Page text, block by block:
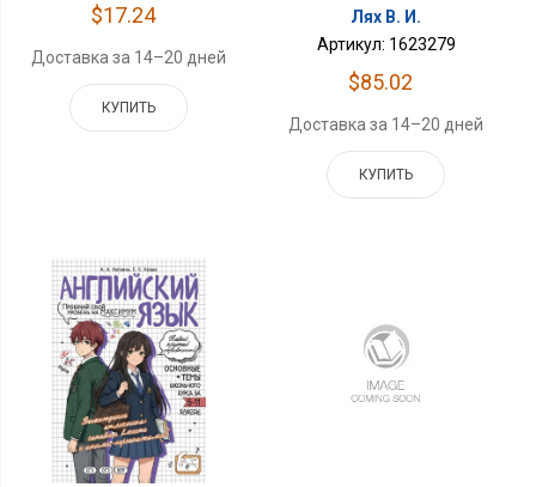
$17.24
Доставка за 14–20 дней
КУПИТЬ
Лях В. И.
Артикул: 1623279
$85.02
Доставка за 14–20 дней
КУПИТЬ